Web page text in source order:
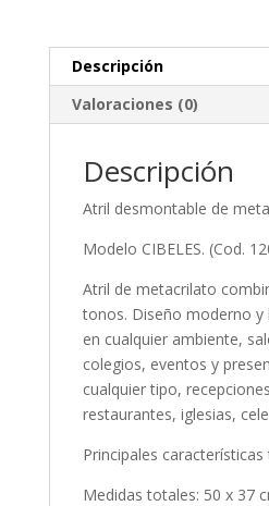
Descripción
Valoraciones (0)
Descripción
Atril desmontable de
Modelo CIBELES. (Cod.
Atril de metacrilato
tonos. Diseño moderno y
en cualquier ambiente,
colegios, eventos y
cualquier tipo,
restaurantes, iglesias,
Principales
Medidas totales: 50 x 37